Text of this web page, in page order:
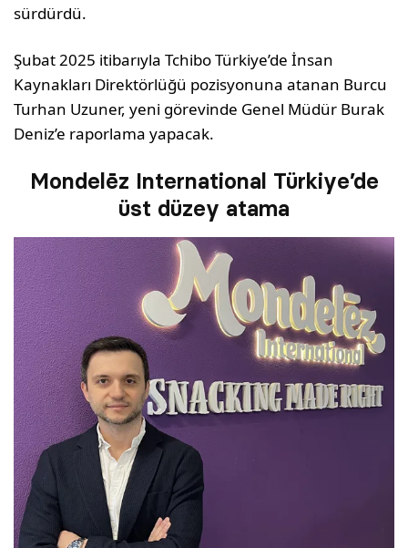
sürdürdü.
Şubat 2025 itibarıyla Tchibo Türkiye’de İnsan
Kaynakları Direktörlüğü pozisyonuna atanan Burcu
Turhan Uzuner, yeni görevinde Genel Müdür Burak
Deniz’e raporlama yapacak.
Mondelēz International Türkiye’de
üst düzey atama